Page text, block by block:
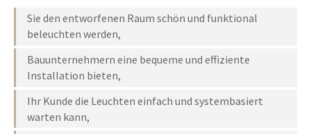
Sie den entworfenen Raum schön und funktional
beleuchten werden,
Bauunternehmern eine bequeme und effiziente
Installation bieten,
Ihr Kunde die Leuchten einfach und systembasiert
warten kann,